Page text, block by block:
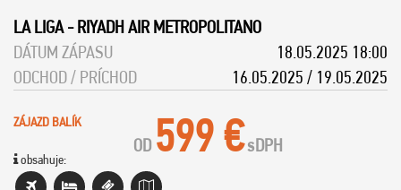
LA LIGA-RIYADH AIR METROPOLITANO
DÁTUM ZÁPASU
18.05.2025 18:00
ODCHOD / PRÍCHOD
16.05.2025 / 19.05.2025
ZÁJAZD BALÍK
obsahuje:
OD 599 €sDPH